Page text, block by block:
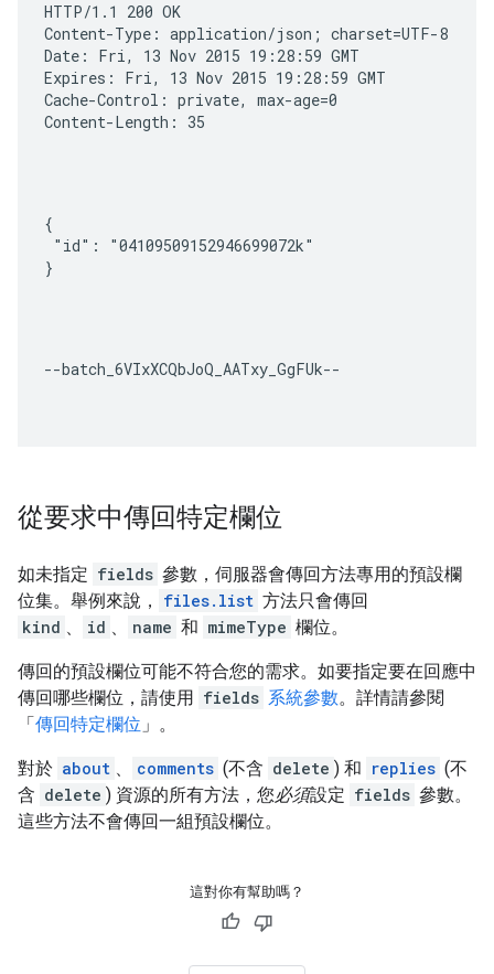
HTTP/1.1 200 OK
Content-Type: application/json; charset=UTF-8
Date: Fri, 13 Nov 2015 19:28:59 GMT
Expires: Fri, 13 Nov 2015 19:28:59 GMT
Cache-Control: private, max-age=0
Content-Length: 35
{
"id": "04109509152946699072k"
}
--batch_6VIxXCQbJoQ_AATxy_GgFUk--
從要求中傳回特定欄位
如未指定 fields 參數，伺服器會傳回方法專用的預設欄
位集。舉例來說，
files.list 方法只會傳回
kind 、 id 、 name 和 mimeType 欄位。
傳回的預設欄位可能不符合您的需求。如要指定要在回應中
傳回哪些欄位，請使用 fields 系統參數。詳情請參閱
「傳回特定欄位 」。
對於 about 、 comments (不含 delete ) 和 replies (不
含 delete ) 資源的所有方法，您必須設定 fields 參數。
這些方法不會傳回一組預設欄位。
這對你有幫助嗎？